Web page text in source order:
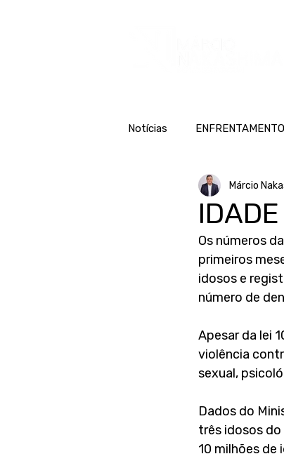
Notícias
Márcio
Os números
primeiros
idosos e
número de
Apesar da lei
violência
sexual,
Dados do
três idosos do
10 milhões de